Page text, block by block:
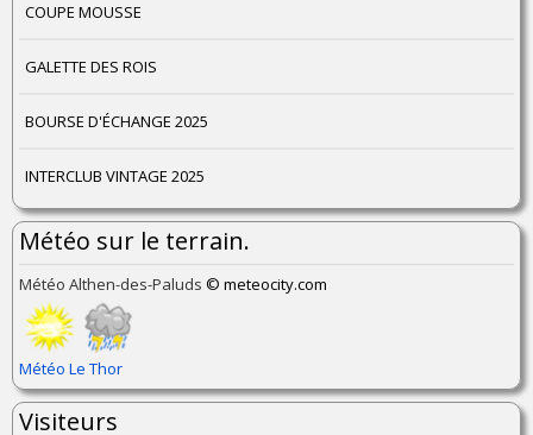
COUPE MOUSSE
GALETTE DES ROIS
BOURSE D'ÉCHANGE 2025
INTERCLUB VINTAGE 2025
Météo sur le terrain.
Météo Althen-des-Paluds © meteocity.com
Météo Le Thor
Visiteurs